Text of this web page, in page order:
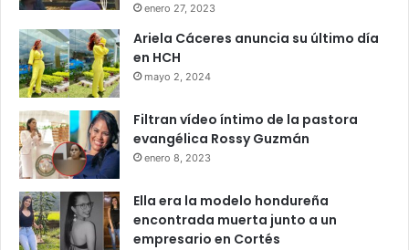
enero 27, 2023
Ariela Cáceres anuncia su último día
en HCH
mayo 2, 2024
Filtran vídeo íntimo de la pastora
evangélica Rossy Guzmán
enero 8, 2023
Ella era la modelo hondureña
encontrada muerta junto a un
empresario en Cortés